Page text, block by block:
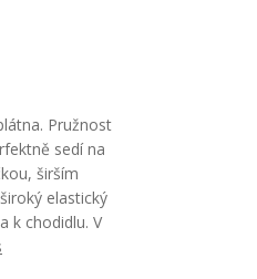
Pružnost
sedí na
širším
elastický
k chodidlu. V